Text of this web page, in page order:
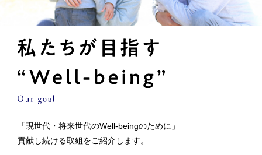
「現世代・将来世代のWell-beingのために」
貢献し続ける取組をご紹介します。